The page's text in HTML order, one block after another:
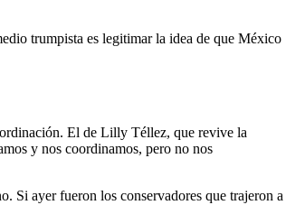
trumpista es legitimar la idea de que México
El de Lilly Téllez, que revive la
y nos coordinamos, pero no nos
Si ayer fueron los conservadores que trajeron a